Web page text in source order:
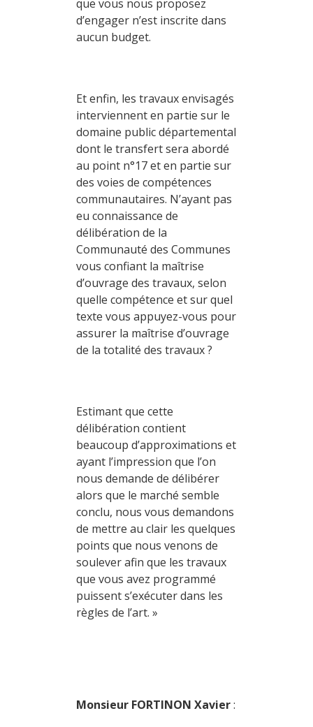
que vous nous proposez
d’engager n’est inscrite dans
aucun budget.
Et enfin, les travaux envisagés
interviennent en partie sur le
domaine public départemental
dont le transfert sera abordé
au point n°17 et en partie sur
des voies de compétences
communautaires. N’ayant pas
eu connaissance de
délibération de la
Communauté des Communes
vous confiant la maîtrise
d’ouvrage des travaux, selon
quelle compétence et sur quel
texte vous appuyez-vous pour
assurer la maîtrise d’ouvrage
de la totalité des travaux ?
Estimant que cette
délibération contient
beaucoup d’approximations et
ayant l’impression que l’on
nous demande de délibérer
alors que le marché semble
conclu, nous vous demandons
de mettre au clair les quelques
points que nous venons de
soulever afin que les travaux
que vous avez programmé
puissent s’exécuter dans les
règles de l’art. »
Monsieur FORTINON Xavier: